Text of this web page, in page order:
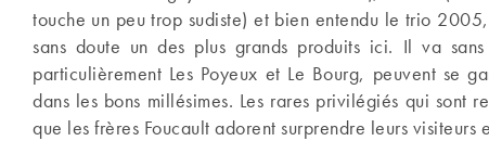
touche un peu trop sudiste) et bien entendu le trio
sans doute un des plus grands produits ici. Il va
particulièrement Les Poyeux et Le Bourg, peuvent se
dans les bons millésimes. Les rares privilégiés qui sont
que les frères Foucault adorent surprendre leurs visiteurs